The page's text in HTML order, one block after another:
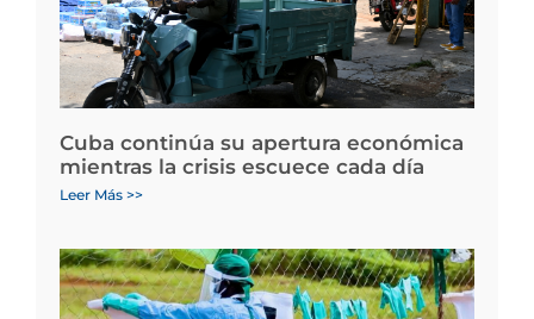
Cuba continúa su apertura económica
mientras la crisis escuece cada día
Leer Más >>